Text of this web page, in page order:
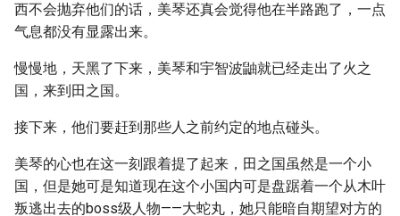
西不会抛弃他们的话，美琴还真会觉得他在半路跑了，一点
气息都没有显露出来。
慢慢地，天黑了下来，美琴和宇智波鼬就已经走出了火之
国，来到田之国。
接下来，他们要赶到那些人之前约定的地点碰头。
美琴的心也在这一刻跟着提了起来，田之国虽然是一个小
国，但是她可是知道现在这个小国内可是盘踞着一个从木叶
叛逃出去的boss级人物——大蛇丸，她只能暗自期望对方的